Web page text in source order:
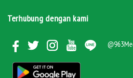
Terhubung dengan kami